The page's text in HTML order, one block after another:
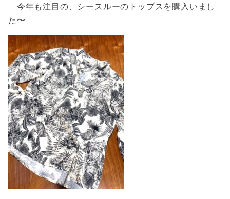
今年も注目の、シースルーのトップスを購入いまし
た〜